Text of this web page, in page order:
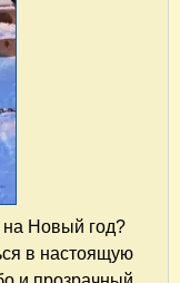
на Новый год?
в настоящую